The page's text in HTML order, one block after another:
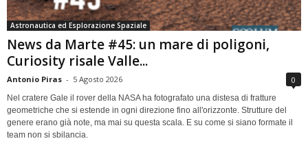
Astronautica ed Esplorazione Spaziale
News da Marte #45: un mare di poligoni,
Curiosity risale Valle...
Antonio Piras - 5 Agosto 2026 0
Nel cratere Gale il rover della NASA ha fotografato una distesa di fratture
geometriche che si estende in ogni direzione fino all'orizzonte. Strutture del
genere erano già note, ma mai su questa scala. E su come si siano formate il
team non si sbilancia.